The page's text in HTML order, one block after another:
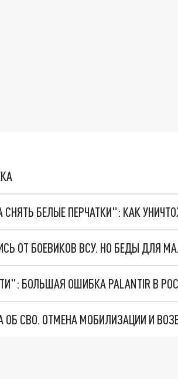
БЕЛЫЕ ПЕРЧАТКИ": КАК
ОТ БОЕВИКОВ ВСУ. НО БЕДЫ ДЛЯ